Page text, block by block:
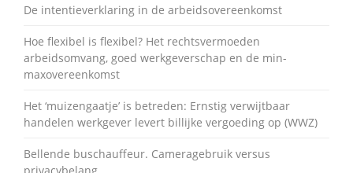
De intentieverklaring in de arbeidsovereenkomst
Hoe flexibel is flexibel? Het rechtsvermoeden
arbeidsomvang, goed werkgeverschap en de min-
maxovereenkomst
Het ‘muizengaatje’ is betreden: Ernstig verwijtbaar
handelen werkgever levert billijke vergoeding op (WWZ)
Bellende buschauffeur. Cameragebruik versus